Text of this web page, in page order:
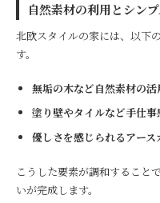
自然素材の利用とシン
北欧スタイルの家には、以下
す。
無垢の木など自然素材の活
塗り壁やタイルなど手仕
優しさを感じられるアー
こうした要素が調和すること
いが完成します。